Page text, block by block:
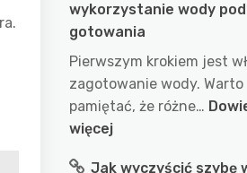
laseroterapii
skóry
–
obalamy
popularne
przekonania
wykorzystanie wody
gotowania
Pierwszym krokiem jest
zagotowanie wody. Warto
pamiętać, że różne…
więcej:
Jak wyczyścić szybę